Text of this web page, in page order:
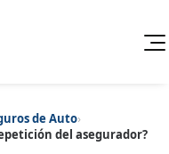
Cancelar
de Auto›
del asegurador?